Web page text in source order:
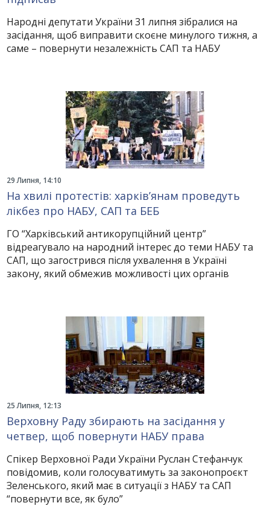
Народні депутати України 31 липня зібралися на
засідання, щоб виправити скоєне минулого тижня, а
саме – повернути незалежність САП та НАБУ
29 Липня, 14:10
На хвилі протестів: харків’янам проведуть
лікбез про НАБУ, САП та БЕБ
ГО “Харківський антикорупційний центр”
відреагувало на народний інтерес до теми НАБУ та
САП, що загострився після ухвалення в Україні
закону, який обмежив можливості цих органів
25 Липня, 12:13
Верховну Раду збирають на засідання у
четвер, щоб повернути НАБУ права
Спікер Верховної Ради України Руслан Стефанчук
повідомив, коли голосуватимуть за законопроєкт
Зеленського, який має в ситуації з НАБУ та САП
“повернути все, як було”